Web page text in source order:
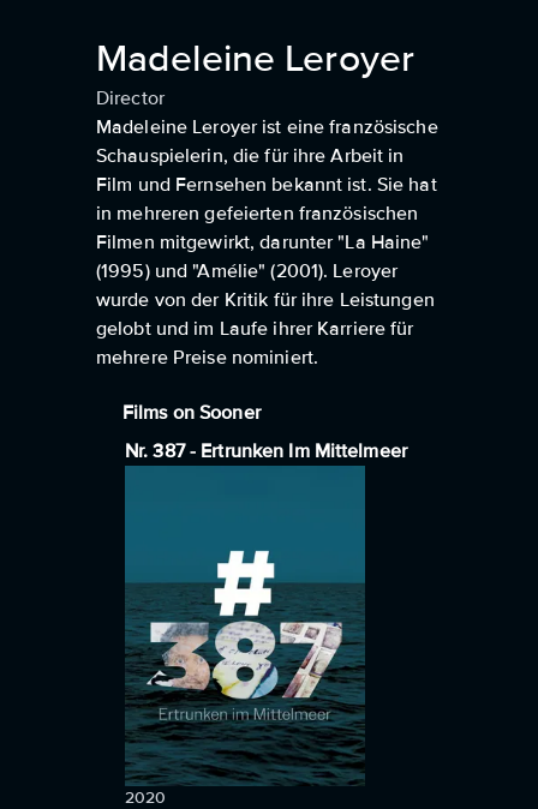
Madeleine Leroyer
Director
Madeleine Leroyer ist eine französische
Schauspielerin, die für ihre Arbeit in
Film und Fernsehen bekannt ist. Sie hat
in mehreren gefeierten französischen
Filmen mitgewirkt, darunter "La Haine"
(1995) und "Amélie" (2001). Leroyer
wurde von der Kritik für ihre Leistungen
gelobt und im Laufe ihrer Karriere für
mehrere Preise nominiert.
Films on Sooner
Nr. 387 - Ertrunken Im Mittelmeer
2020